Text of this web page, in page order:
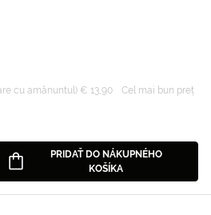
cu amănuntul) € 13,90
Cel mai bun preț
PRIDAŤ DO NÁKUPNÉHO
KOŠÍKA